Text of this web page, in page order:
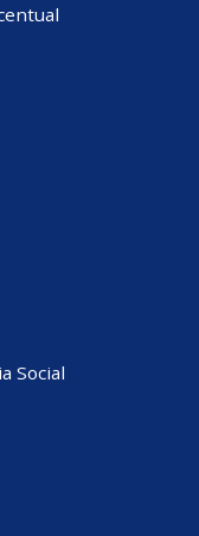
Social